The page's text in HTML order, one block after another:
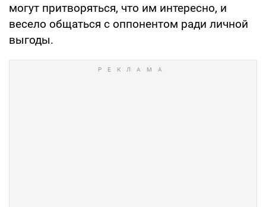
могут притворяться, что им интересно, и
весело общаться с оппонентом ради личной
выгоды.